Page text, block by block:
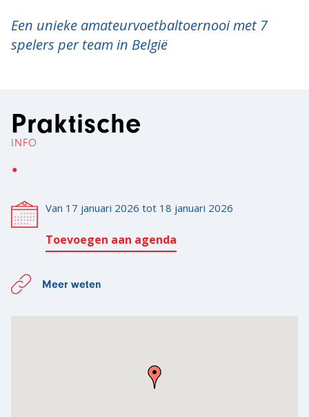
Een unieke amateurvoetbaltoernooi met 7
spelers per team in België
Praktische
INFO
Van 17 januari 2026 tot 18 januari 2026
Toevoegen aan agenda
Meer weten